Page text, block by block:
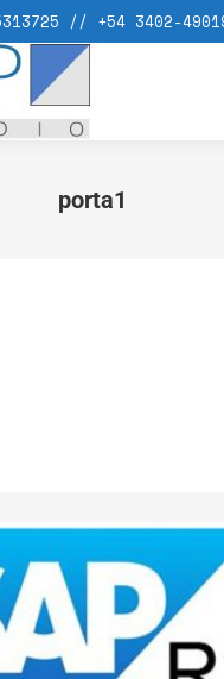
// +54 3402-
porta1